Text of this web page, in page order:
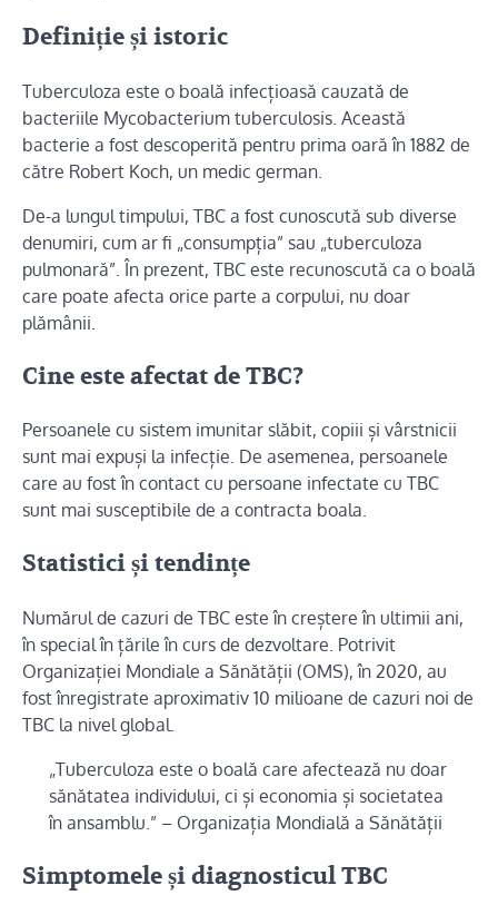
Definiție și istoric
Tuberculoza este o boală infecțioasă cauzată de
bacteriile Mycobacterium tuberculosis. Această
bacterie a fost descoperită pentru prima oară în 1882 de
către Robert Koch, un medic german.
De-a lungul timpului, TBC a fost cunoscută sub diverse
denumiri, cum ar fi „consumpția” sau „tuberculoza
pulmonară”. În prezent, TBC este recunoscută ca o boală
care poate afecta orice parte a corpului, nu doar
plămânii.
Cine este afectat de TBC?
Persoanele cu sistem imunitar slăbit, copiii și vârstnicii
sunt mai expuși la infecție. De asemenea, persoanele
care au fost în contact cu persoane infectate cu TBC
sunt mai susceptibile de a contracta boala.
Statistici și tendințe
Numărul de cazuri de TBC este în creștere în ultimii ani,
în special în țările în curs de dezvoltare. Potrivit
Organizației Mondiale a Sănătății (OMS), în 2020, au
fost înregistrate aproximativ 10 milioane de cazuri noi de
TBC la nivel global.
„Tuberculoza este o boală care afectează nu doar
sănătatea individului, ci și economia și societatea
în ansamblu.” – Organizația Mondială a Sănătății
Simptomele și diagnosticul TBC